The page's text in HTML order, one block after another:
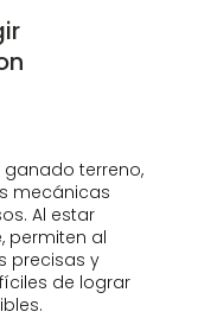
ganado terreno,
mecánicas
Al estar
permiten al
precisas y
de lograr